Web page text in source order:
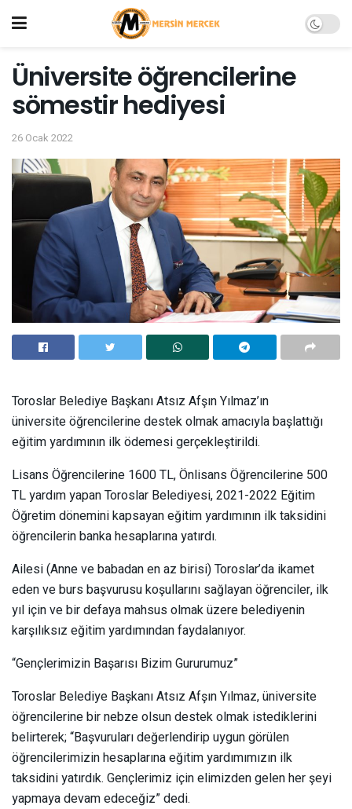
Üniversite öğrencilerine
sömestir hediyesi
26 Ocak 2022
Toroslar Belediye Başkanı Atsız Afşın Yılmaz’ın
üniversite öğrencilerine destek olmak amacıyla başlattığı
eğitim yardımının ilk ödemesi gerçekleştirildi.
Lisans Öğrencilerine 1600 TL, Önlisans Öğrencilerine 500
TL yardım yapan Toroslar Belediyesi, 2021-2022 Eğitim
Öğretim dönemini kapsayan eğitim yardımının ilk taksidini
öğrencilerin banka hesaplarına yatırdı.
Ailesi (Anne ve babadan en az birisi) Toroslar’da ikamet
eden ve burs başvurusu koşullarını sağlayan öğrenciler, ilk
yıl için ve bir defaya mahsus olmak üzere belediyenin
karşılıksız eğitim yardımından faydalanıyor.
“Gençlerimizin Başarısı Bizim Gururumuz”
Toroslar Belediye Başkanı Atsız Afşın Yılmaz, üniversite
öğrencilerine bir nebze olsun destek olmak istediklerini
belirterek; “Başvuruları değerlendirip uygun görülen
öğrencilerimizin hesaplarına eğitim yardımımızın ilk
taksidini yatırdık. Gençlerimiz için elimizden gelen her şeyi
yapmaya devam edeceğiz” dedi.